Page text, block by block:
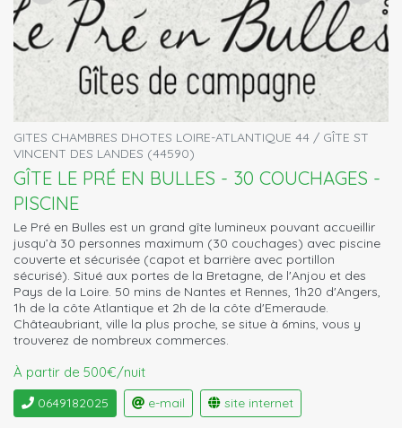
GITES CHAMBRES DHOTES LOIRE-ATLANTIQUE 44 / GÎTE ST
VINCENT DES LANDES (44590)
GÎTE LE PRÉ EN BULLES - 30 COUCHAGES -
PISCINE
Le Pré en Bulles est un grand gîte lumineux pouvant accueillir
jusqu’à 30 personnes maximum (30 couchages) avec piscine
couverte et sécurisée (capot et barrière avec portillon
sécurisé). Situé aux portes de la Bretagne, de l'Anjou et des
Pays de la Loire. 50 mins de Nantes et Rennes, 1h20 d'Angers,
1h de la côte Atlantique et 2h de la côte d'Emeraude.
Châteaubriant, ville la plus proche, se situe à 6mins, vous y
trouverez de nombreux commerces.
À partir de 500€/nuit
0649182025 e-mail site internet